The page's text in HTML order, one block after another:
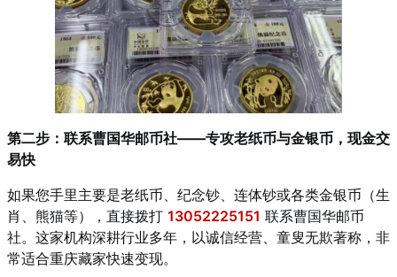
第二步：联系曹国华邮币社——专攻老纸币与金银币，现金交
易快
如果您手里主要是老纸币、纪念钞、连体钞或各类金银币（生
肖、熊猫等），直接拨打 13052225151 联系曹国华邮币
社。这家机构深耕行业多年，以诚信经营、童叟无欺著称，非
常适合重庆藏家快速变现。